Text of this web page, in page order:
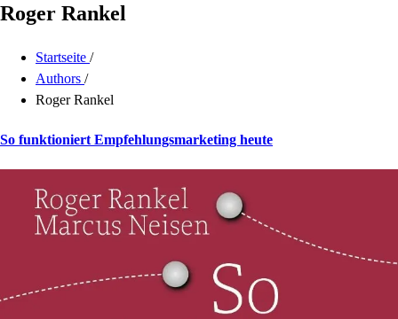
Roger Rankel
Startseite /
Authors /
Roger Rankel
So funktioniert Empfehlungsmarketing heute